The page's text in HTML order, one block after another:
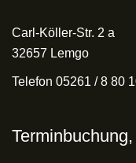
Carl-Köller-Str. 2 a
32657 Lemgo
Telefon 05261 / 8 80